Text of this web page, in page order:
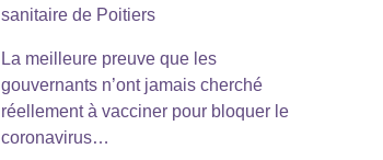
sanitaire de Poitiers
La meilleure preuve que les
gouvernants n’ont jamais cherché
réellement à vacciner pour bloquer le
coronavirus…